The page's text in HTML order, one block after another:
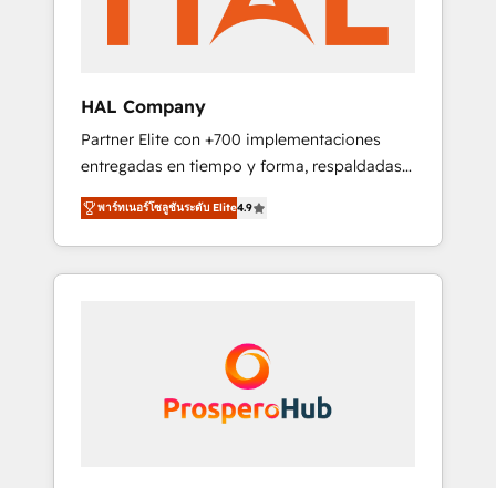
companies and manufacturers since 2002,
we are committed to empowering our clients
implementation and seamless integration of
the CRM platform into your digital
ecosystem. Would you like support in
deploying your inbound marketing strategy?
We'll provide support tailored to your needs
and sales objectives. With 125+ certifications,
we are part of the most certified Canadian
coast), our services are offered in both
HAL Company
Partner Elite con +700 implementaciones
entregadas en tiempo y forma, respaldadas
por 6 acreditaciones de HubSpot y un
equipo de 6 Certified Trainers avalados por
HubSpot Academy. Acompañamos a las
empresas en cada etapa de su crecimiento
Nos caracterizamos por combinar excelencia
técnica con una mirada estratégica a largo
พาร์ทเนอร์โซลูชันระดับ Elite4.9